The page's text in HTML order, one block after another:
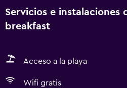
Servicios e instalaciones
breakfast
Acceso a la playa
Wifi gratis